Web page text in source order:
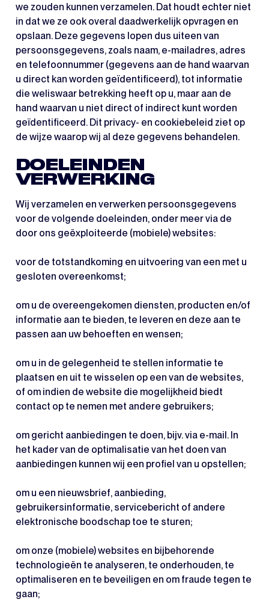
we zouden kunnen verzamelen. Dat houdt echter niet
in dat we ze ook overal daadwerkelijk opvragen en
opslaan. Deze gegevens lopen dus uiteen van
persoonsgegevens, zoals naam, e-mailadres, adres
en telefoonnummer (gegevens aan de hand waarvan
u direct kan worden geïdentificeerd), tot informatie
die weliswaar betrekking heeft op u, maar aan de
hand waarvan u niet direct of indirect kunt worden
geïdentificeerd. Dit privacy- en cookiebeleid ziet op
de wijze waarop wij al deze gegevens behandelen.
DOELEINDEN
VERWERKING
Wij verzamelen en verwerken persoonsgegevens
voor de volgende doeleinden, onder meer via de
door ons geëxploiteerde (mobiele) websites:
voor de totstandkoming en uitvoering van een met u
gesloten overeenkomst;
om u de overeengekomen diensten, producten en/of
informatie aan te bieden, te leveren en deze aan te
passen aan uw behoeften en wensen;
om u in de gelegenheid te stellen informatie te
plaatsen en uit te wisselen op een van de websites,
of om indien de website die mogelijkheid biedt
contact op te nemen met andere gebruikers;
om gericht aanbiedingen te doen, bijv. via e-mail. In
het kader van de optimalisatie van het doen van
aanbiedingen kunnen wij een profiel van u opstellen;
om u een nieuwsbrief, aanbieding,
gebruikersinformatie, servicebericht of andere
elektronische boodschap toe te sturen;
om onze (mobiele) websites en bijbehorende
technologieën te analyseren, te onderhouden, te
optimaliseren en te beveiligen en om fraude tegen te
gaan;